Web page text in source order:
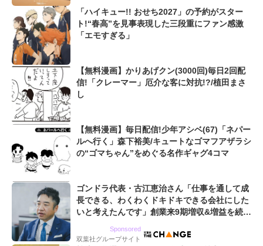
「ハイキュー!! おせち2027」の予約がスター
ト!“春高”を見事表現した三段重にファン感激
「エモすぎる」
【無料漫画】かりあげクン(3000回)毎日2回配
信!「クレーマー」厄介な客に対抗!?/植田まさ
し
【無料漫画】毎日配信!少年アシベ(67)「ネパー
ルへ行く」森下裕美/キュートなゴマフアザラシ
の“ゴマちゃん”をめぐる名作ギャグ4コマ
ゴンドラ代表・古江恵治さん「仕事を通して成
長できる、わくわくドキドキできる会社にした
いと考えたんです」創業来9期増収&増益を続け
Sponsored
双葉社グループサイト